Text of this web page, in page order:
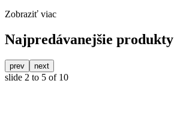
Zobraziť viac
Najpredávanejšie produkty
prev next
slide 2 to 5 of 10